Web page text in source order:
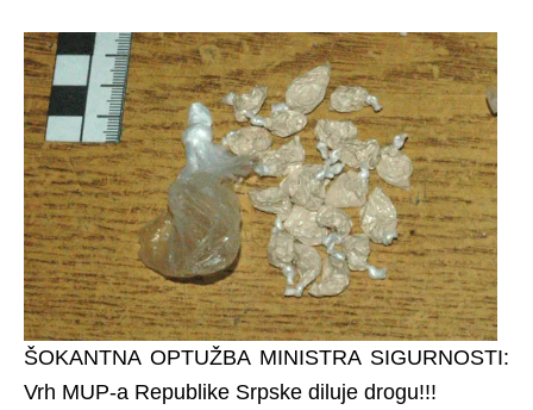
ŠOKANTNA OPTUŽBA MINISTRA SIGURNOSTI:
Vrh MUP-a Republike Srpske diluje drogu!!!